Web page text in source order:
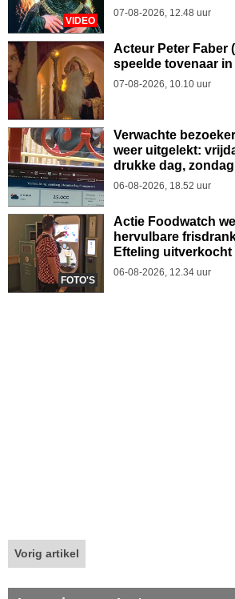
VIDEO
07-08-2026, 12.48 uur
Acteur Peter Faber
speelde tovenaar
07-08-2026, 10.10 uur
Verwachte
weer uitgelekt:
drukke dag,
06-08-2026, 18.52 uur
FOTO'S
Actie Foodwatch
hervulbare
Efteling uitverkocht
06-08-2026, 12.34 uur
Vorig artikel